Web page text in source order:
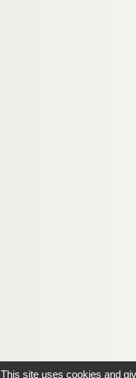
This site uses cookies and